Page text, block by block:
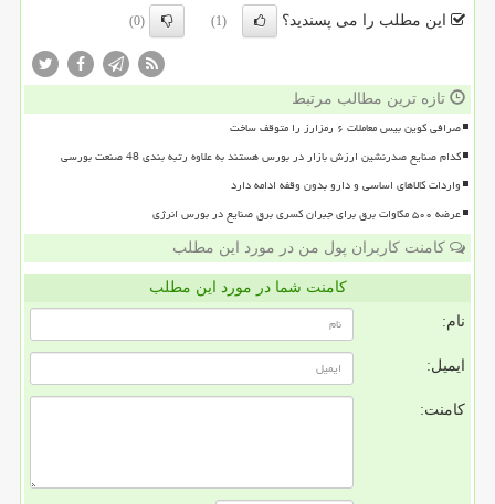
این مطلب را می پسندید؟ (1)
(0)
تازه ترین مطالب مرتبط
صرافی کوین بیس معاملات ۶ رمزارز را متوقف ساخت
کدام صنایع صدرنشین ارزش بازار در بورس هستند به علاوه رتبه بندی 48 صنعت بورسی
واردات کالاهای اساسی و دارو بدون وقفه ادامه دارد
عرضه ۵۰۰ مگاوات برق برای جبران کسری برق صنایع در بورس انرژی
کامنت کاربران پول من در مورد این مطلب
کامنت شما در مورد این مطلب
نام:
ایمیل:
کامنت: